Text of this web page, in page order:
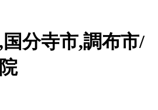
分寺市,調布市/